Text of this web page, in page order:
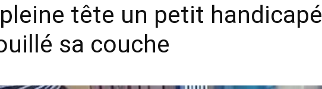
tête un petit handicapé
sa couche